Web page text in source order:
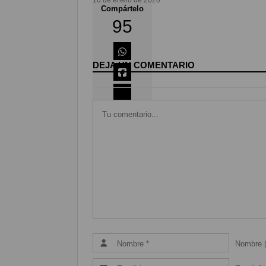
Compártelo
95
DEJA UN COMENTARIO
Nombre